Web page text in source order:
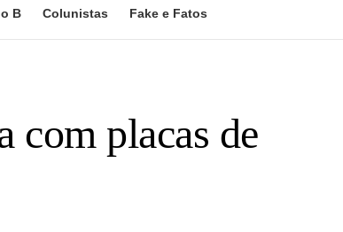
B Colunistas Fake e Fatos
com placas de